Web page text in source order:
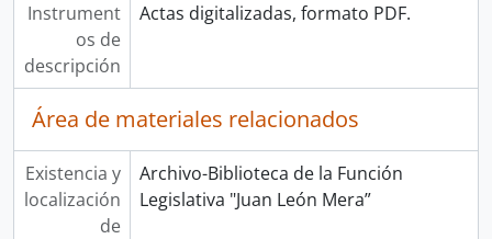
Instrument
os de
descripción
Actas digitalizadas, formato PDF.
Área de materiales relacionados
Existencia y
localización
de
Archivo-Biblioteca de la Función
Legislativa "Juan León Mera”